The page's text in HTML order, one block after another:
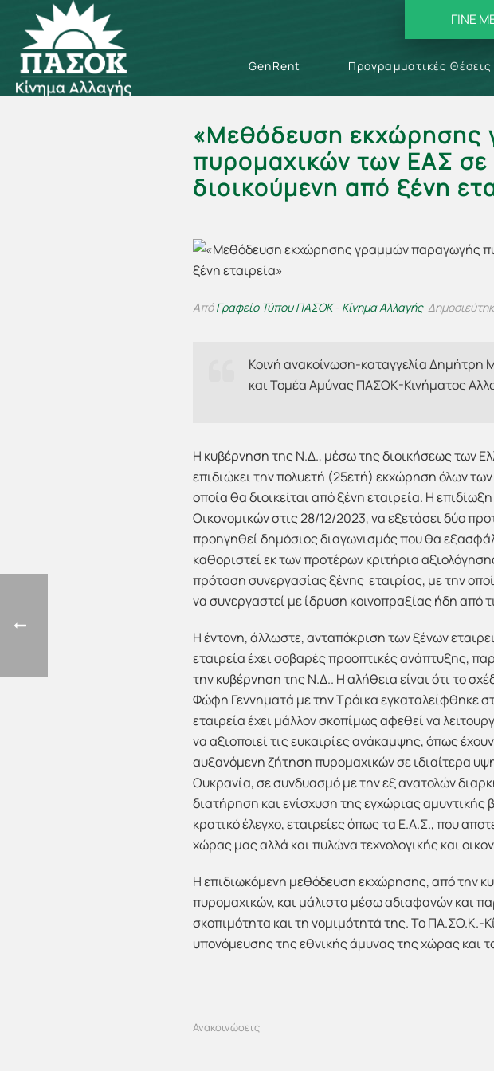
ΓΙΝΕ
GenRent Προγραμματικές Θέσεις
«Μεθόδευση εκχώρησης
πυρομαχικών των ΕΑΣ σε
διοικούμενη από ξένη
ΑπόΓραφείο Τύπου ΠΑΣΟΚ - Κίνημα Αλλαγής
Κοινή ανακοίνωση-καταγγελία Δημήτρη
και Τομέα Αμύνας ΠΑΣΟΚ-Κινήματος
Η κυβέρνηση της Ν.Δ., μέσω της διοικήσεως των
επιδιώκει την πολυετή (25ετή) εκχώρηση όλων
οποία θα διοικείται από ξένη εταιρεία. Η
Οικονομικών στις 28/12/2023, να εξετάσει δύο
προηγηθεί δημόσιος διαγωνισμός που θα
καθοριστεί εκ των προτέρων κριτήρια
πρόταση συνεργασίας ξένης εταιρίας, με την
να συνεργαστεί με ίδρυση κοινοπραξίας ήδη από
Η έντονη, άλλωστε, ανταπόκριση των ξένων
εταιρεία έχει σοβαρές προοπτικές ανάπτυξης,
την κυβέρνηση της Ν.Δ.. Η αλήθεια είναι ότι το
Φώφη Γεννηματά με την Τρόικα εγκαταλείφθηκε
εταιρεία έχει μάλλον σκοπίμως αφεθεί να
να αξιοποιεί τις ευκαιρίες ανάκαμψης, όπως
αυξανόμενη ζήτηση πυρομαχικών σε ιδιαίτερα
Ουκρανία, σε συνδυασμό με την εξ ανατολών
διατήρηση και ενίσχυση της εγχώριας
κρατικό έλεγχο, εταιρείες όπως τα Ε.Α.Σ., που
χώρας μας αλλά και πυλώνα τεχνολογικής και
Η επιδιωκόμενη μεθόδευση εκχώρησης, από την
πυρομαχικών, και μάλιστα μέσω αδιαφανών και
σκοπιμότητα και τη νομιμότητά της. Το
υπονόμευσης της εθνικής άμυνας της χώρας και
Ανακοινώσεις